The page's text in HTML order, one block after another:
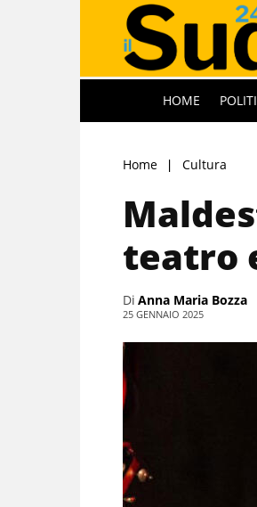
HOME
Home Cultura
teatro
Di Anna Maria Bozza
25 GENNAIO 2025